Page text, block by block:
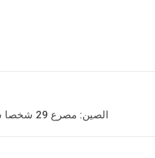
الصين: مصرع 29 شخصا شمال البلد بسبب الفياضانات